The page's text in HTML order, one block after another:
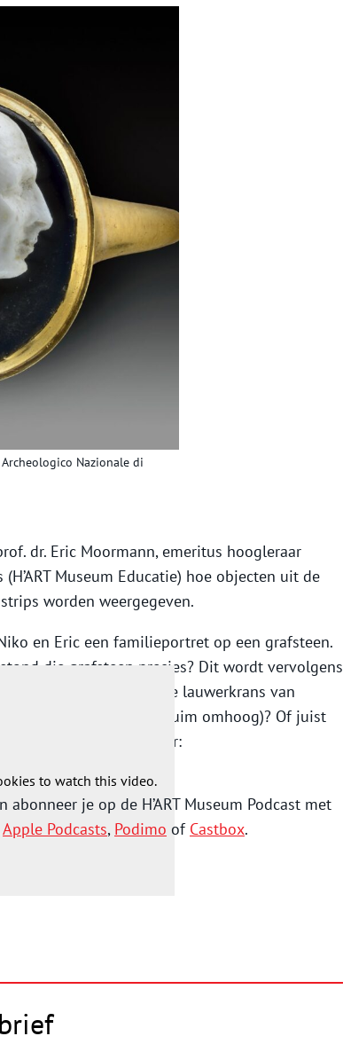
Nazionale di
dr. Eric Moormann, emeritus hoogleraar
Museum Educatie) hoe objecten uit de
worden weergegeven.
en Eric een familieportret op een grafsteen.
die grafsteen precies? Dit wordt vervolgens
uit Asterix en de lauwerkrans van
strip historisch gezien (duim omhoog)? Of juist
aflevering hieronder:
to watch this video.
je op de H’ART Museum Podcast met
Apple Podcasts, Podimo of Castbox.